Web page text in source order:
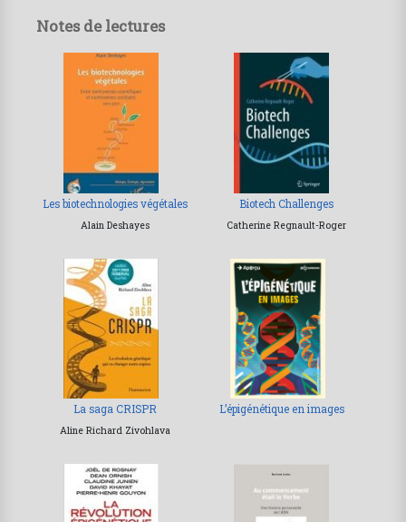
Notes de lectures
Les biotechnologies végétales
Alain Deshayes
Biotech Challenges
Catherine Regnault-Roger
La saga CRISPR
Aline Richard Zivohlava
L’épigénétique en images